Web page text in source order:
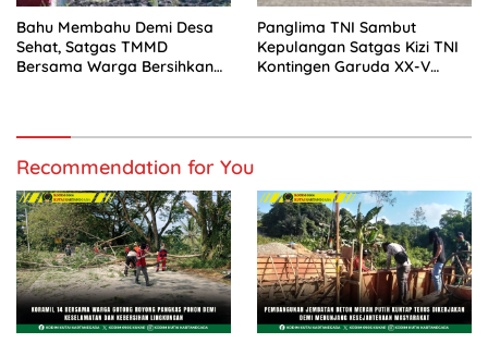
Bahu Membahu Demi Desa
Sehat, Satgas TMMD
Bersama Warga Bersihkan
Panglima TNI Sambut
Kepulangan Satgas Kizi TNI
Kontingen Garuda XX-V
Recommendation for You